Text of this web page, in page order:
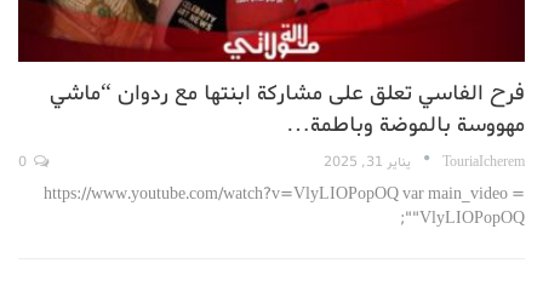
فرح الفاسي تعلق على مشاركة ابنتها مع ردوان “ماشي
مهووسة بالموضة وباطمة…
TouriaIcherem يناير 31, 2025
https://www.youtube.com/watch?v=VlyLIOPopOQ var main_video =
"VlyLIOPopOQ";